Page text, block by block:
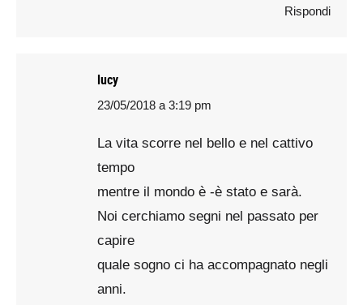
Rispondi
lucy
says:
23/05/2018 a 3:19 pm
La vita scorre nel bello e nel cattivo
tempo
mentre il mondo è -è stato e sarà.
Noi cerchiamo segni nel passato per
capire
quale sogno ci ha accompagnato negli
anni.